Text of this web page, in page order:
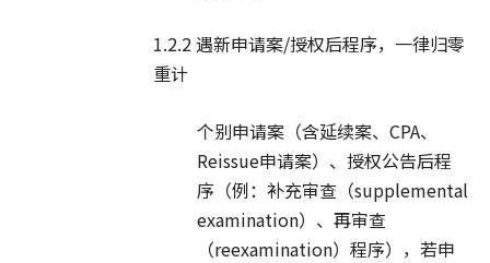
1.2.2 遇新申请案/授权后程序，一律归零
重计
个别申请案（含延续案、CPA、
Reissue申请案）、授权公告后程
序（例：补充审查（supplemental
examination）、再审查
（reexamination）程序），若申